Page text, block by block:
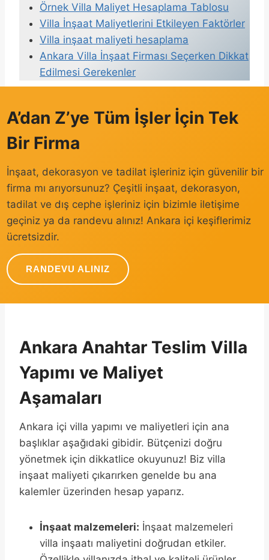
Örnek Villa Maliyet Hesaplama Tablosu
Villa İnşaat Maliyetlerini Etkileyen Faktörler
Villa inşaat maliyeti hesaplama
Ankara Villa İnşaat Firması Seçerken Dikkat
Edilmesi Gerekenler
A’dan Z’ye Tüm İşler İçin Tek
Bir Firma
İnşaat, dekorasyon ve tadilat işleriniz için güvenilir bir
firma mı arıyorsunuz? Çeşitli inşaat, dekorasyon,
tadilat ve dış cephe işleriniz için bizimle iletişime
geçiniz ya da randevu alınız! Ankara içi keşiflerimiz
ücretsizdir.
RANDEVU ALINIZ
Ankara Anahtar Teslim Villa
Yapımı ve Maliyet
Aşamaları
Ankara içi villa yapımı ve maliyetleri için ana
başlıklar aşağıdaki gibidir. Bütçenizi doğru
yönetmek için dikkatlice okuyunuz! Biz villa
inşaat maliyeti çıkarırken genelde bu ana
kalemler üzerinden hesap yaparız.
İnşaat malzemeleri: İnşaat malzemeleri
villa inşaatı maliyetini doğrudan etkiler.